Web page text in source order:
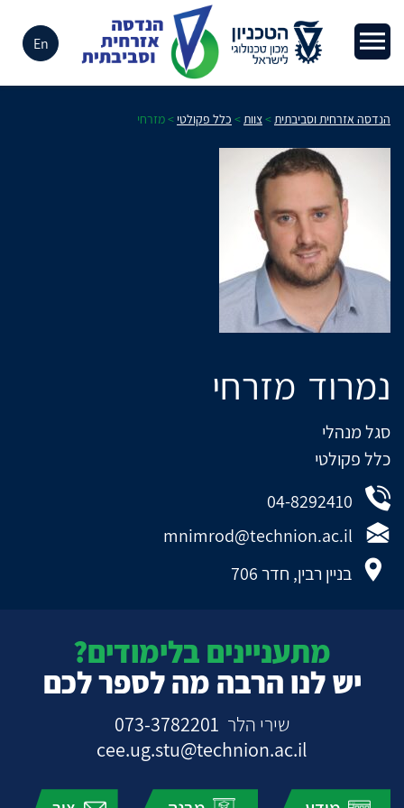
En
הנדסה אזרחית וסביבתית>צוות> כלל פקולטי >מזרחי
נמרוד מזרחי
סגל מנהלי
כלל פקולטי
04-8292410
mnimrod@technion.ac.il
בניין רבין, חדר 706
מתעניינים בלימודים?
יש לנו הרבה מה לספר לכם
שירי הלר 073-3782201
cee.ug.stu@technion.ac.il